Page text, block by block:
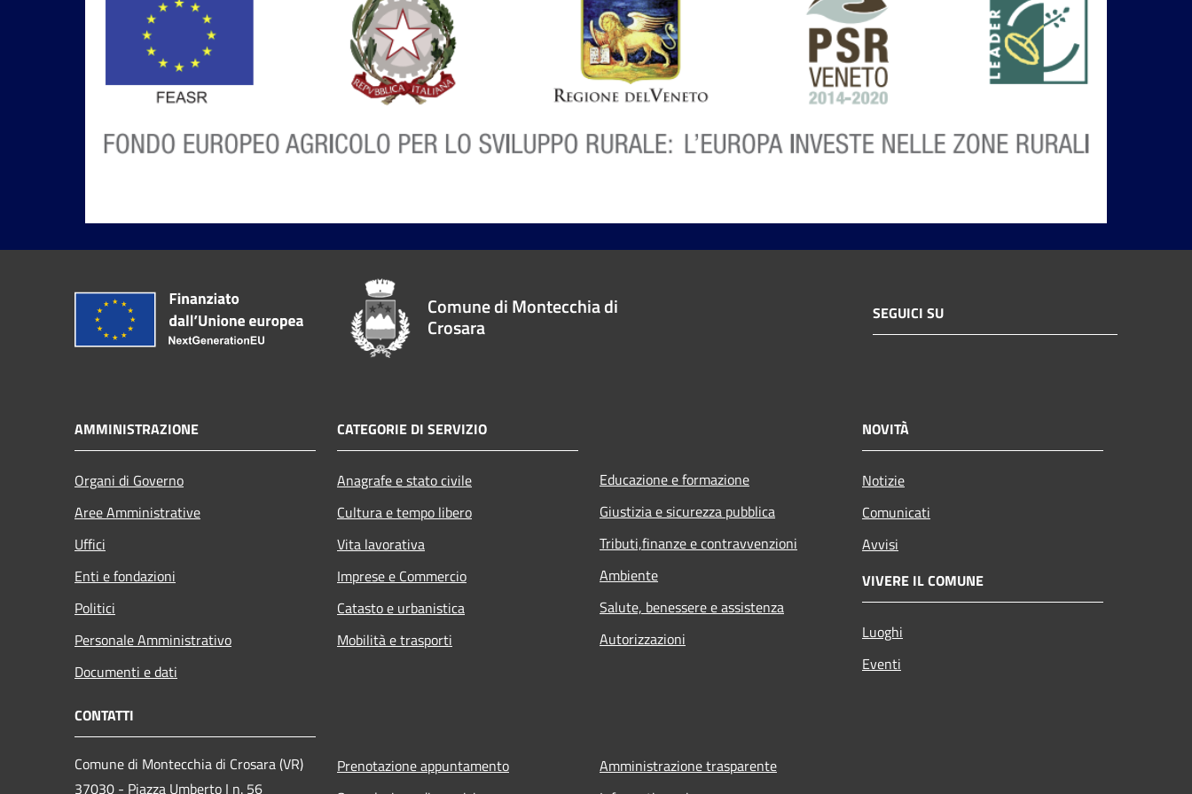
Comune di Montecchia di
Crosara
SEGUICI SU
AMMINISTRAZIONE
Organi di Governo
Aree Amministrative
Uffici
Enti e fondazioni
Politici
Personale Amministrativo
Documenti e dati
CATEGORIE DI SERVIZIO
Anagrafe e stato civile
Cultura e tempo libero
Vita lavorativa
Imprese e Commercio
Catasto e urbanistica
Mobilità e trasporti
Educazione e formazione
Giustizia e sicurezza pubblica
Tributi,finanze e contravvenzioni
Ambiente
Salute, benessere e assistenza
Autorizzazioni
NOVITÀ
Notizie
Comunicati
Avvisi
VIVERE IL COMUNE
Luoghi
Eventi
CONTATTI
Comune di Montecchia di Crosara (VR)
37030 - Piazza Umberto I n. 56
Prenotazione appuntamento
Amministrazione trasparente